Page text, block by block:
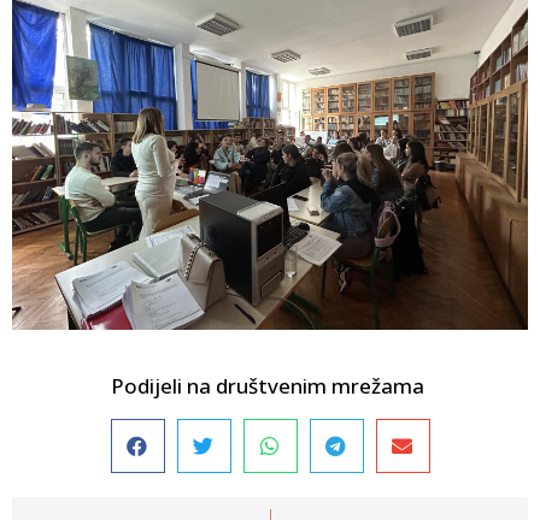
Podijeli na društvenim mrežama